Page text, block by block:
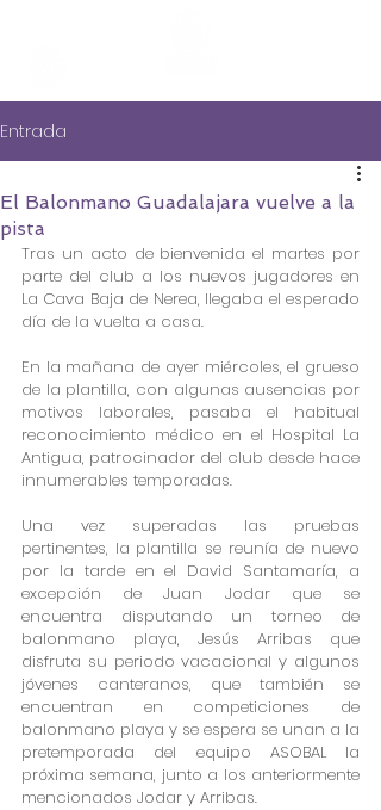
Entrada
El Balonmano Guadalajara vuelve a la
pista
Tras un acto de bienvenida el martes por
parte del club a los nuevos jugadores en
La Cava Baja de Nerea, llegaba el esperado
día de la vuelta a casa.
En la mañana de ayer miércoles, el grueso
de la plantilla, con algunas ausencias por
motivos laborales, pasaba el habitual
reconocimiento médico en el Hospital La
Antigua, patrocinador del club desde hace
innumerables temporadas.
Una vez superadas las pruebas
pertinentes, la plantilla se reunía de nuevo
por la tarde en el David Santamaría, a
excepción de Juan Jodar que se
encuentra disputando un torneo de
balonmano playa, Jesús Arribas que
disfruta su periodo vacacional y algunos
jóvenes canteranos, que también se
encuentran en competiciones de
balonmano playa y se espera se unan a la
pretemporada del equipo ASOBAL la
próxima semana, junto a los anteriormente
mencionados Jodar y Arribas.